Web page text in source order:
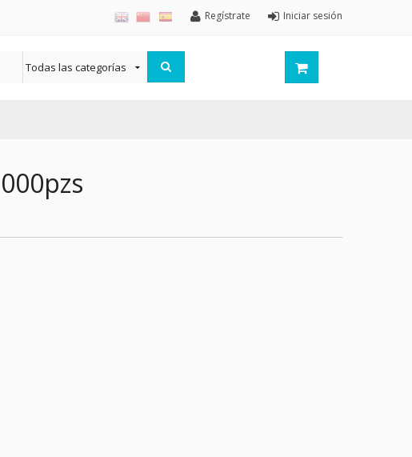
Iniciar sesión
Regístrate